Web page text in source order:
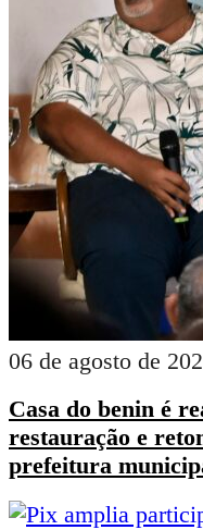
06 de agosto de
Casa do benin é
restauração e
prefeitura